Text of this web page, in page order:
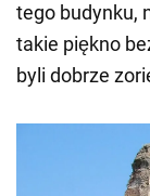
tego budynku,
takie piękno
byli dobrze